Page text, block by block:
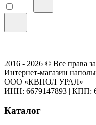
2016 - 2026 © Все права
Интернет-магазин
ООО «КВПОЛ УРАЛ»
ИНН: 6679147893 | КПП:
Каталог